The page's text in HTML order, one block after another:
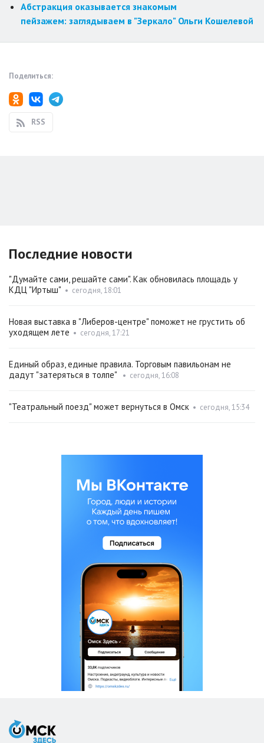
Абстракция оказывается знакомым
пейзажем: заглядываем в "Зеркало" Ольги Кошелевой
Поделиться:
RSS
Последние новости
"Думайте сами, решайте сами". Как обновилась площадь у
КДЦ "Иртыш" • сегодня, 18:01
Новая выставка в "Либеров-центре" поможет не грустить об
уходящем лете • сегодня, 17:21
Единый образ, единые правила. Торговым павильонам не
дадут "затеряться в толпе"
• сегодня, 16:08
"Театральный поезд" может вернуться в Омск • сегодня, 15:34